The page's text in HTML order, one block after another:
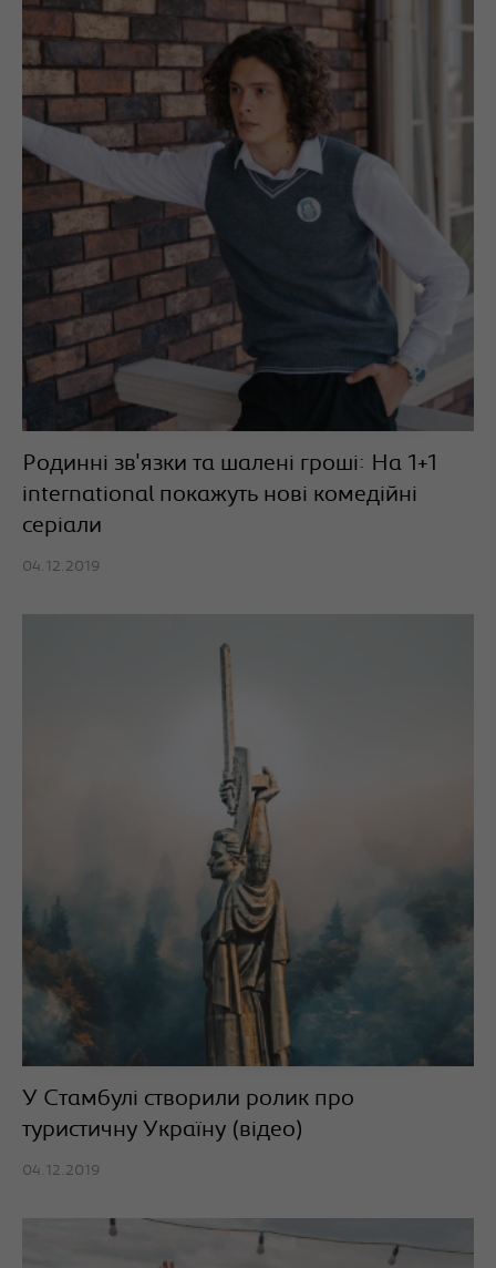
Родинні зв'язки та шалені гроші: На 1+1
international покажуть нові комедійні
серіали
04.12.2019
У Стамбулі створили ролик про
туристичну Україну (відео)
04.12.2019